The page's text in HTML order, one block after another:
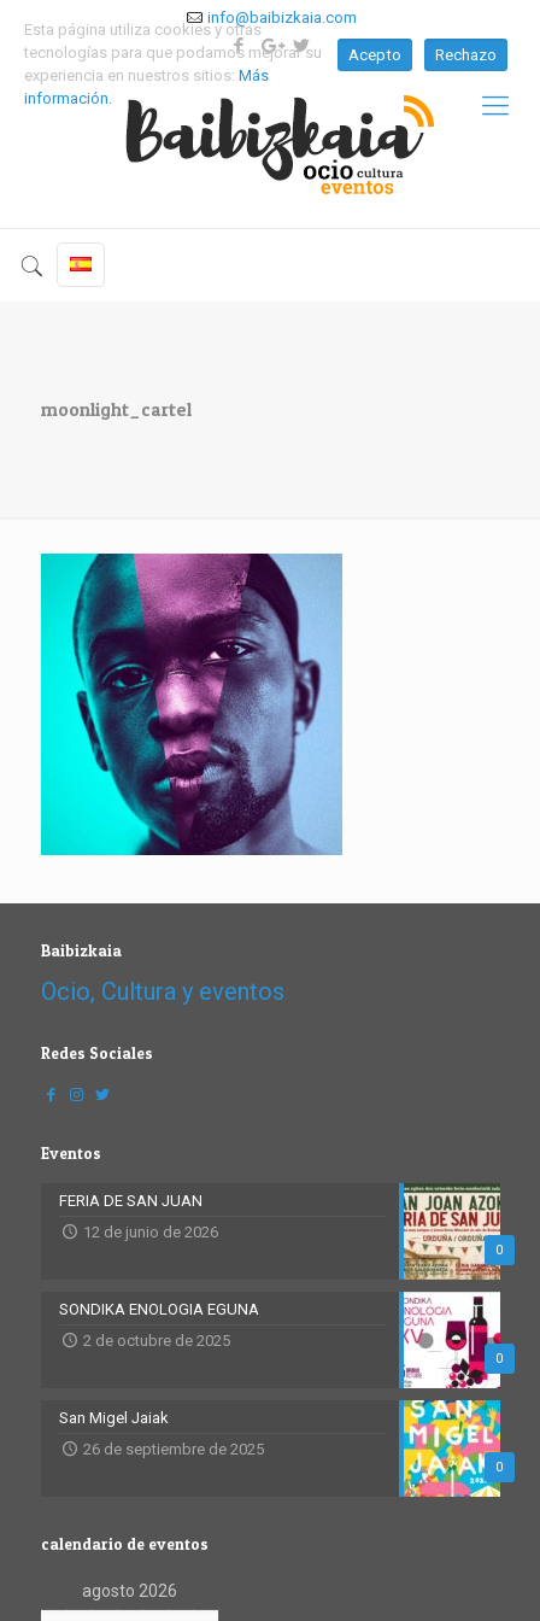
info@baibizkaia.com
moonlight_cartel
Baibizkaia
Ocio, Cultura y eventos
Redes Sociales
Eventos
0
FERIA DE SAN JUAN
12 de junio de 2026
0
SONDIKA ENOLOGIA EGUNA
2 de octubre de 2025
0
San Migel Jaiak
26 de septiembre de 2025
calendario de eventos
agosto 2026
Esta página utiliza cookies y otras
tecnologías para que podamos mejorar su
experiencia en nuestros sitios: Más
información.
Acepto Rechazo